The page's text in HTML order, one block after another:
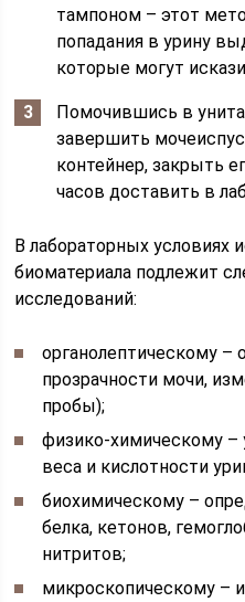
тампоном – этот
попадания в урину
которые могут
Помочившись в
завершить
контейнер, закрыть
часов доставить в
В лабораторных условиях
биоматериала подлежит
исследований:
органолептическому –
прозрачности мочи,
пробы);
физико-химическому –
веса и кислотности
биохимическому –
белка, кетонов,
нитритов;
микроскопическому –